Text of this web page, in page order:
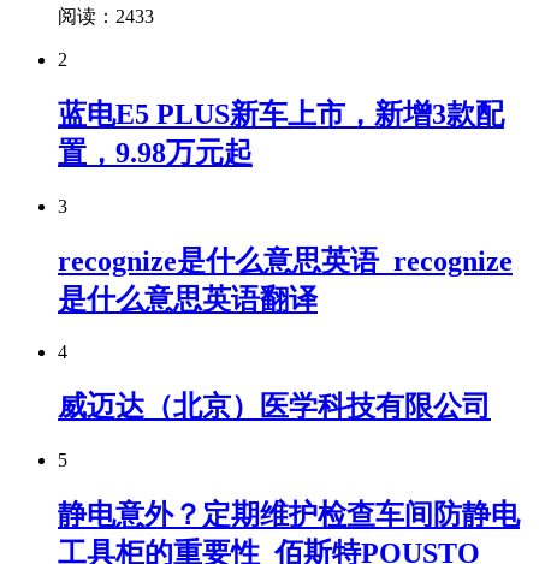
阅读：2433
2
蓝电E5 PLUS新车上市，新增3款配
置，9.98万元起
3
recognize是什么意思英语_recognize
是什么意思英语翻译
4
威迈达（北京）医学科技有限公司
5
静电意外？定期维护检查车间防静电
工具柜的重要性_佰斯特POUSTO